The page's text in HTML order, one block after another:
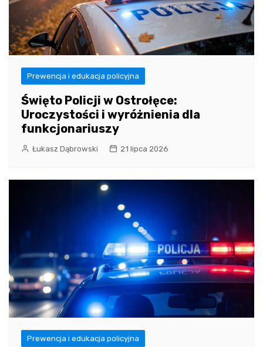
Prewencja i edukacja policyjna
Święto Policji w Ostrołęce:
Uroczystości i wyróżnienia dla
funkcjonariuszy
Łukasz Dąbrowski 21 lipca 2026
Prewencja i edukacja policyjna